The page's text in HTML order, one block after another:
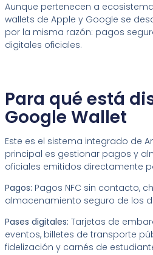
Aunque pertenecen a
wallets de Apple y Google se
por la misma razón: pagos
digitales oficiales.
Para qué está
Google Wallet
Este es el sistema integrado de
principal es gestionar pagos y
oficiales emitidos directamente
Pagos: Pagos NFC sin contacto,
almacenamiento seguro de los
Pases digitales: Tarjetas de
eventos, billetes de transporte
fidelización y carnés de